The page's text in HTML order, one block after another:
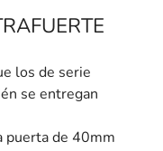
los de serie
se entregan
puerta de 40mm